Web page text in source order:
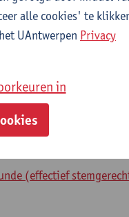
(effectief
alle cookies' te
UAntwerpen Privacy
in